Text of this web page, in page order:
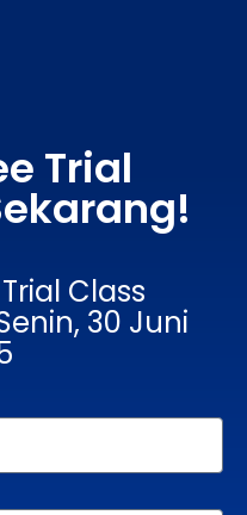
Trial
Class
30 Juni